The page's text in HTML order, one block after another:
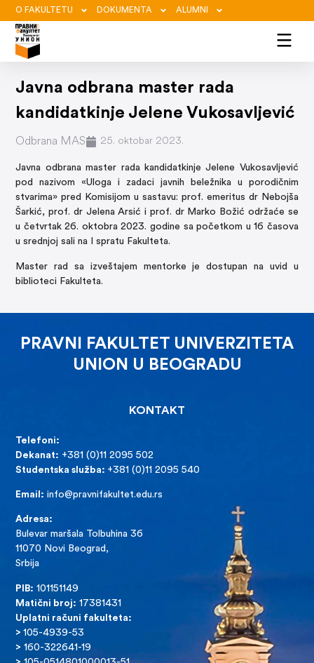
O FAKULTETU DOKUMENTA ALUMNI
Javna odbrana master rada
kandidatkinje Jelene Vukosavljević
Odbrana MAS 25. oktobar 2023.
Javna odbrana master rada kandidatkinje Jelene Vukosavljević
pod nazivom «Uloga i zadaci javnih beležnika u porodičnim
stvarima» pred Komisijom u sastavu: prof. emeritus dr Nebojša
Šarkić, prof. dr Jelena Arsić i prof. dr Marko Božić održaće se
u četvrtak 26. oktobra 2023. godine sa početkom u 16 časova
u srednjoj sali na I spratu Fakulteta.
Master rad sa izveštajem mentorke je dostupan na uvid u
biblioteci Fakulteta.
PRAVNI FAKULTET UNIVERZITETA
UNION U BEOGRADU
KONTAKT
Telefoni:
Dekanat: +381 (0)11 2095 502
Studentska služba: +381 (0)11 2095 540
Email: info@pravnifakultet.edu.rs
Adresa:
Bulevar maršala Tolbuhina 36
11070 Novi Beograd,
Srbija
PIB: 101151149
Matični broj: 17381431
Uplatni računi fakulteta:
>105-4939-53
> 160-322641-19